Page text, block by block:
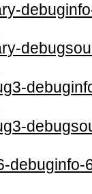
debuginfo-